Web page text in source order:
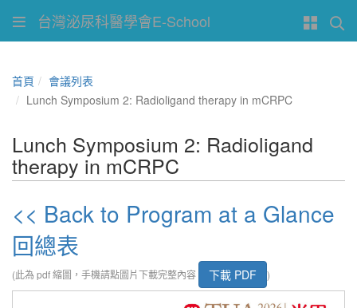
台灣泌尿科醫學會E-School
首頁
會議列表
Lunch Symposium 2: Radioligand therapy in mCRPC
Lunch Symposium 2: Radioligand
therapy in mCRPC
<< Back to Program at a Glance
回總表
(此為 pdf 縮圖，手機請點圖片下載完整內容 下載 PDF )